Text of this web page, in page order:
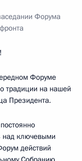
Форума
Форуме
традиции на нашей
Президента.
над ключевыми
действий